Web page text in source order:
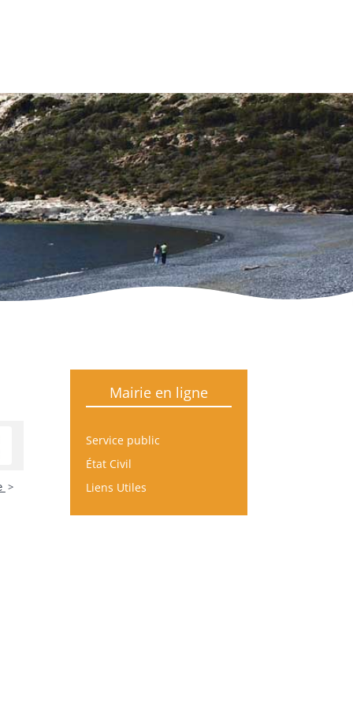
>
Mairie en ligne
Service public
État Civil
Liens Utiles